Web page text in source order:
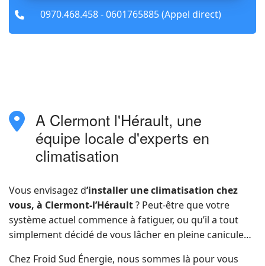
fas
0970.468.458 - 0601765885 (Appel direct)
fas
location-
dot
A Clermont l'Hérault, une
équipe locale d'experts en
climatisation
Vous envisagez d’installer une climatisation chez
vous, à Clermont-l’Hérault? Peut-être que votre
système actuel commence à fatiguer, ou qu’il a tout
simplement décidé de vous lâcher en pleine canicule…
Chez Froid Sud Énergie, nous sommes là pour vous